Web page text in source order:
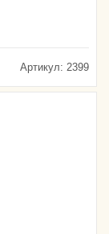
Артикул: 2399